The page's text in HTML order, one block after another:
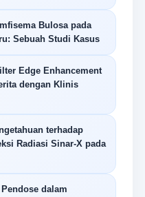
Bulosa pada
Sebuah Studi Kasus
Edge Enhancement
dengan Klinis
terhadap
Radiasi Sinar-X pada
dalam